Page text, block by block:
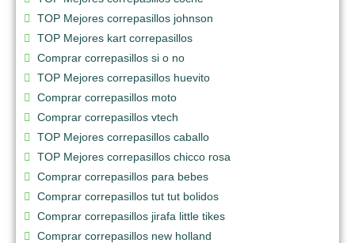
TOP Mejores correpasillos johnson
TOP Mejores kart correpasillos
Comprar correpasillos si o no
TOP Mejores correpasillos huevito
Comprar correpasillos moto
Comprar correpasillos vtech
TOP Mejores correpasillos caballo
TOP Mejores correpasillos chicco rosa
Comprar correpasillos para bebes
Comprar correpasillos tut tut bolidos
Comprar correpasillos jirafa little tikes
Comprar correpasillos new holland